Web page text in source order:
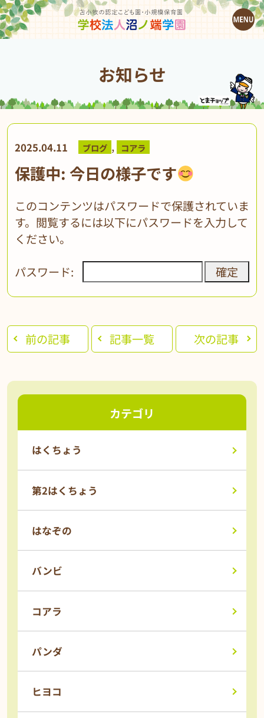
お知らせ
2025.04.11 ブログ , コアラ
保護中: 今日の様子です
このコンテンツはパスワードで保護されていま
す。閲覧するには以下にパスワードを入力して
ください。
パスワード:
前の記事 記事一覧 次の記事
カテゴリ
はくちょう
第2はくちょう
はなぞの
バンビ
コアラ
パンダ
ヒヨコ